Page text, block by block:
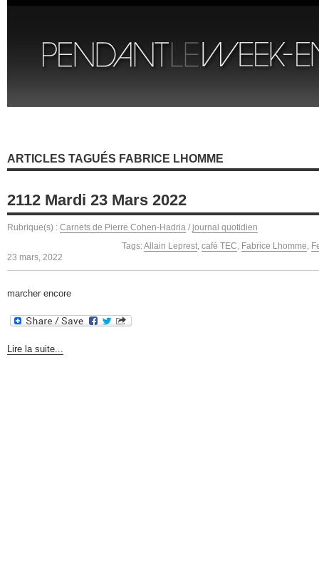
ARTICLES TAGUÉS FABRICE LHOMME
2112 Mardi 23 Mars 2022
Rubrique(s) : Carnets de Pierre Cohen-Hadria / journal quotidien
Tags:Allain Leprest, café TEC, Fabrice Lhomme,
23 mars, 2022
marcher encore
Lire la suite...